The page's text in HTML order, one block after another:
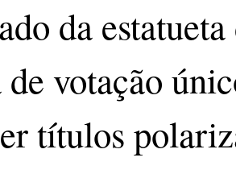
da
de votação
títulos